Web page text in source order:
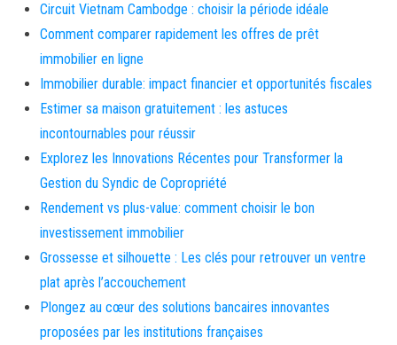
Circuit Vietnam Cambodge : choisir la période idéale
Comment comparer rapidement les offres de prêt
immobilier en ligne
Immobilier durable: impact financier et opportunités fiscales
Estimer sa maison gratuitement : les astuces
incontournables pour réussir
Explorez les Innovations Récentes pour Transformer la
Gestion du Syndic de Copropriété
Rendement vs plus-value: comment choisir le bon
investissement immobilier
Grossesse et silhouette : Les clés pour retrouver un ventre
plat après l’accouchement
Plongez au cœur des solutions bancaires innovantes
proposées par les institutions françaises